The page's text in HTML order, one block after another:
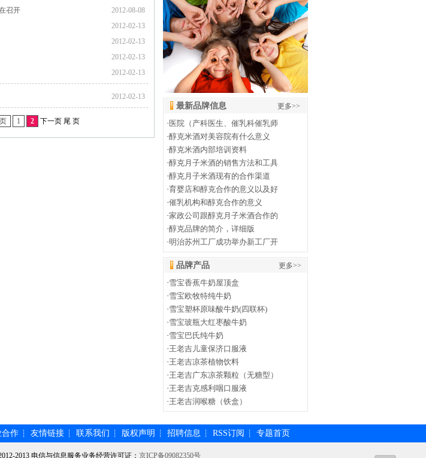
2012-08-08
召开
2012-02-13
2012-02-13
2012-02-13
2012-02-13
2012-02-13
1 2 下一页 尾 页
最新品牌信息 更多>>
· 医院（产科医生、催乳科催乳师
·醇克米酒对美容院有什么意义
·醇克米酒内部培训资料
·醇克月子米酒的销售方法和工具
·醇克月子米酒现有的合作渠道
·育婴店和醇克合作的意义以及好
·催乳机构和醇克合作的意义
·家政公司跟醇克月子米酒合作的
·醇克品牌的简介，详细版
·明治苏州工厂成功举办新工厂开
品牌产品 更多>>
·雪宝香蕉牛奶屋顶盒
·雪宝欧牧特纯牛奶
·雪宝塑杯原味酸牛奶(四联杯)
·雪宝玻瓶大红枣酸牛奶
·雪宝巴氏纯牛奶
·王老吉儿童保济口服液
·王老吉凉茶植物饮料
·王老吉广东凉茶颗粒（无糖型）
·王老吉克感利咽口服液
·王老吉润喉糖（铁盒）
合作 ┆ 友情链接 ┆ 联系我们 ┆ 版权声明 ┆ 招聘信息 ┆ RSS订阅 ┆ 专题首页
2013 电信与信息服务业务经营许可证： 京ICP备09082350号